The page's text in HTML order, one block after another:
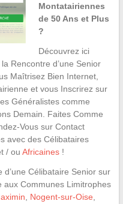
Montatairiennes
de 50 Ans et Plus
?
Découvrez ici
Rencontre d’une Senior
Maîtrisez Bien Internet,
et vous Inscrirez sur
Généralistes comme
Demain. Faites Comme
Vous sur Contact
avec des Célibataires
/ ou Africaines !
Célibataire Senior sur
aux Communes Limitrophes
, Nogent-sur-Oise,